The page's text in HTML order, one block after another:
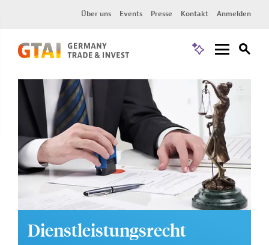
Über uns Events Presse Kontakt Anmelden
Dienstleistungsrecht